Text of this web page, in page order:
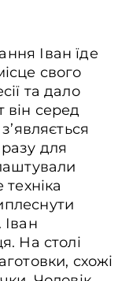
з кавою, Житомир,
Іван їде
свого
та дало
він серед
для
На столі
схожі